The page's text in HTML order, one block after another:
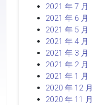
2021 年 7 月
2021 年 6 月
2021 年 5 月
2021 年 4 月
2021 年 3 月
2021 年 2 月
2021 年 1 月
2020 年 12 月
2020 年 11 月